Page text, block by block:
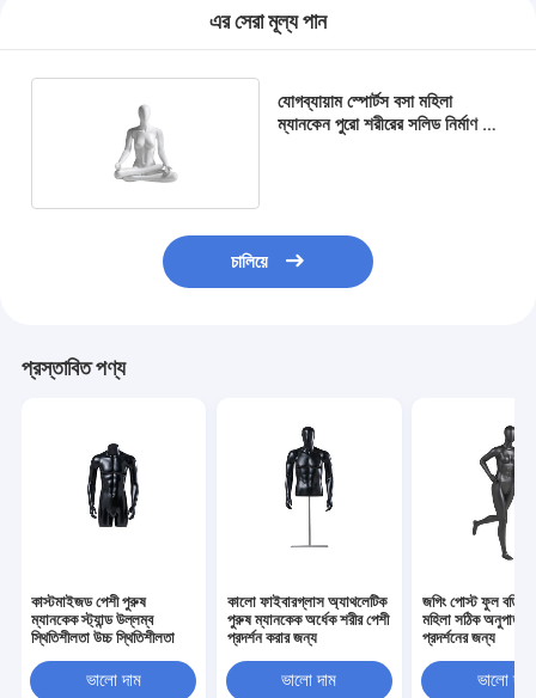
এর সেরা মূল্য পান
যোগব্যায়াম স্পোর্টস বসা মহিলা
ম্যানকেন পুরো শরীরের সলিড নির্মাণ সহ
চালিয়ে
প্রস্তাবিত পণ্য
কাস্টমাইজড পেশী পুরুষ
ম্যানকেক স্ট্যান্ড উল্লম্ব
স্থিতিশীলতা উচ্চ স্থিতিশীলতা
ভালো দাম
কালো ফাইবারগ্লাস অ্যাথলেটিক
পুরুষ ম্যানকেক অর্ধেক শরীর পেশী
প্রদর্শন করার জন্য
ভালো দাম
জগিং পোস্ট ফুল বডি
মহিলা সঠিক অনুপাত
প্রদর্শনের জন্য
ভালো দাম